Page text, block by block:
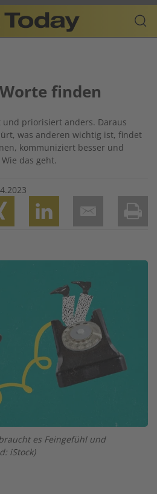
finden
und priorisiert anders. Daraus
was anderen wichtig ist, findet
kommuniziert besser und
das geht.
es Feingefühl und
iStock)